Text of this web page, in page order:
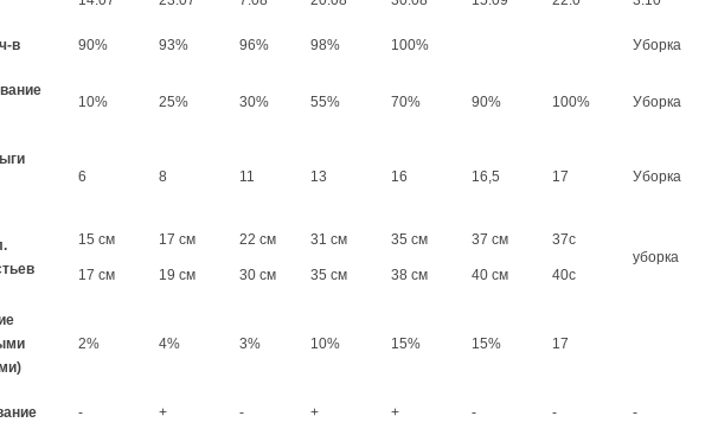
в 90% 93% 96% 98% 100% Уборка
10% 25% 30% 55% 70% 90% 100% Уборка
6 8 11 13 16 16,5 17 Уборка
15 см
17 см
17 см
19 см
22 см
30 см
31 см
35 см
35 см
38 см
37 см
40 см
37с
40с
уборка
2% 4% 3% 10% 15% 15% 17
- + - + + - - -